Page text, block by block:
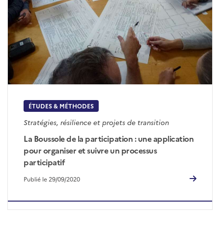
ÉTUDES & MÉTHODES
Stratégies, résilience et projets de transition
La Boussole de la participation : une application
pour organiser et suivre un processus
participatif
Publié le 29/09/2020